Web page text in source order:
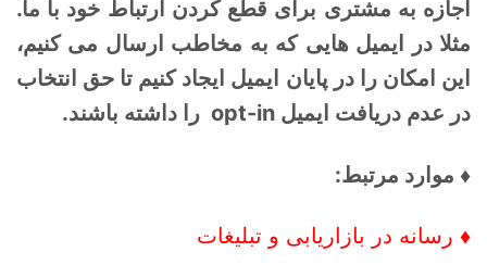
اجازه به مشتری برای قطع کردن ارتباط خود با ما.
مثلا در ایمیل هایی که به مخاطب ارسال می کنیم،
این امکان را در پایان ایمیل ایجاد کنیم تا حق انتخاب
در عدم دریافت ایمیل opt-in را داشته باشند.
♦ موارد مرتبط:
♦ رسانه در بازاریابی و تبلیغات